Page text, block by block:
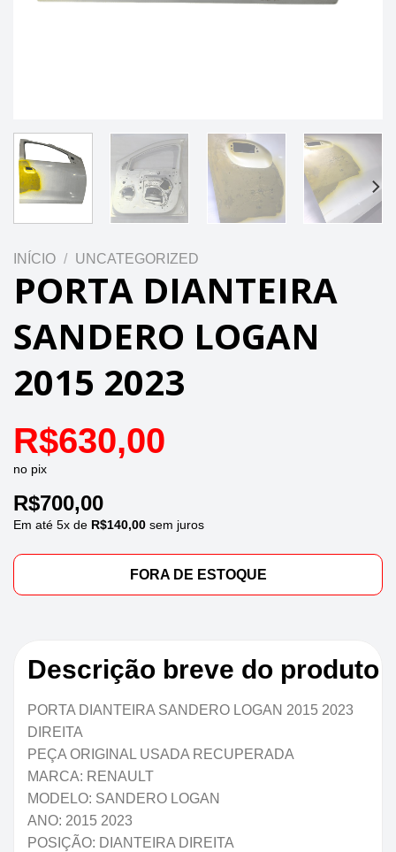
INÍCIO / UNCATEGORIZED
PORTA DIANTEIRA
SANDERO LOGAN
2015 2023
R$630,00
no pix
R$700,00
Em até 5x de R$140,00 sem juros
FORA DE ESTOQUE
Descrição breve do produto
PORTA DIANTEIRA SANDERO LOGAN 2015 2023
DIREITA
PEÇA ORIGINAL USADA RECUPERADA
MARCA: RENAULT
MODELO: SANDERO LOGAN
ANO: 2015 2023
POSIÇÃO: DIANTEIRA DIREITA